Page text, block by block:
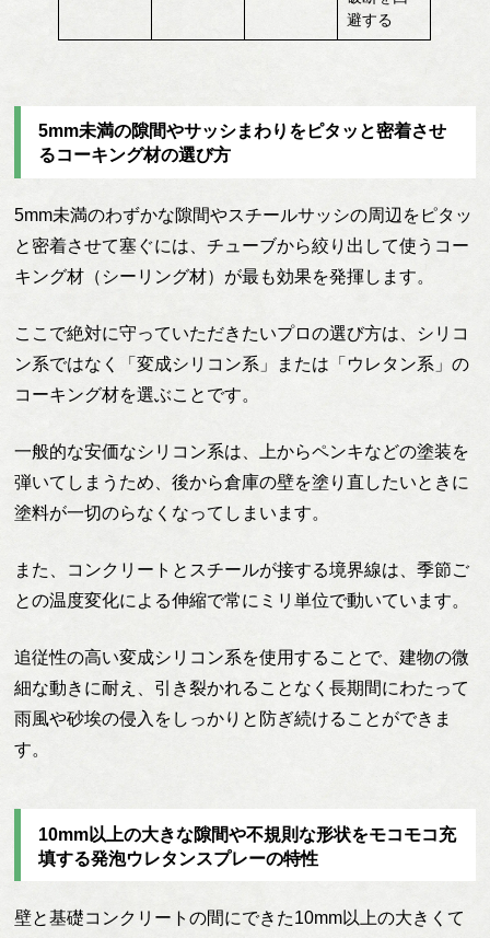
避する
5mm未満の隙間やサッシまわりをピタッと密着させ
るコーキング材の選び方
5mm未満のわずかな隙間やスチールサッシの周辺をピタッ
と密着させて塞ぐには、チューブから絞り出して使うコー
キング材（シーリング材）が最も効果を発揮します。
ここで絶対に守っていただきたいプロの選び方は、シリコ
ン系ではなく「変成シリコン系」または「ウレタン系」の
コーキング材を選ぶことです。
一般的な安価なシリコン系は、上からペンキなどの塗装を
弾いてしまうため、後から倉庫の壁を塗り直したいときに
塗料が一切のらなくなってしまいます。
また、コンクリートとスチールが接する境界線は、季節ご
との温度変化による伸縮で常にミリ単位で動いています。
追従性の高い変成シリコン系を使用することで、建物の微
細な動きに耐え、引き裂かれることなく長期間にわたって
雨風や砂埃の侵入をしっかりと防ぎ続けることができま
す。
10mm以上の大きな隙間や不規則な形状をモコモコ充
填する発泡ウレタンスプレーの特性
壁と基礎コンクリートの間にできた10mm以上の大きくて